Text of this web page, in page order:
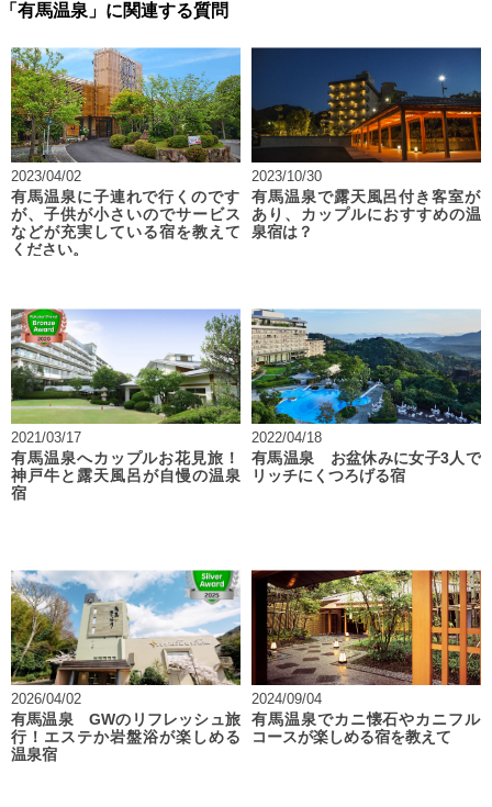
「有馬温泉」に関連する質問
2023/04/02
有馬温泉に子連れで行くのです
が、子供が小さいのでサービス
などが充実している宿を教えて
ください。
2023/10/30
有馬温泉で露天風呂付き客室が
あり、カップルにおすすめの温
泉宿は？
2021/03/17
有馬温泉へカップルお花見旅！
神戸牛と露天風呂が自慢の温泉
宿
2022/04/18
有馬温泉 お盆休みに女子3人で
リッチにくつろげる宿
2026/04/02
有馬温泉 GWのリフレッシュ旅
行！エステか岩盤浴が楽しめる
温泉宿
2024/09/04
有馬温泉でカニ懐石やカニフル
コースが楽しめる宿を教えて